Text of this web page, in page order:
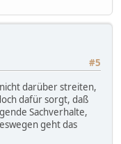
#5
darüber streiten,
dafür sorgt, daß
Sachverhalte,
geht das